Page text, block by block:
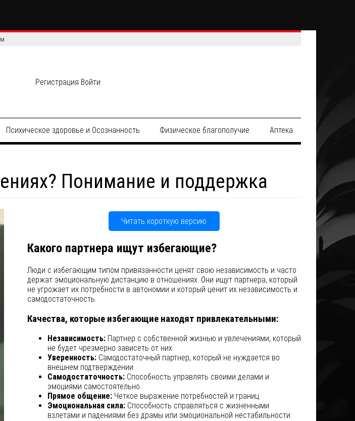
данных
Регистрация Войти
Психическое здоровье и Осознанность Физическое благополучие Аптека
Понимание и поддержка
Читать короткую версию
Какого партнера ищут избегающие?
Люди с избегающим типом привязанности ценят свою независимость и часто
держат эмоциональную дистанцию в отношениях. Они ищут партнера, который
не угрожает их потребности в автономии и который ценит их независимость и
самодостаточность.
Качества, которые избегающие находят привлекательными:
Независимость:Партнер с собственной жизнью и увлечениями, который
не будет чрезмерно зависеть от них.
Уверенность:Самодостаточный партнер, который не нуждается во
внешнем подтверждении.
Самодостаточность:Способность управлять своими делами и
эмоциями самостоятельно.
Прямое общение:Четкое выражение потребностей и границ.
Эмоциональная сила:Способность справляться с жизненными
взлетами и падениями без драмы или эмоциональной нестабильности.